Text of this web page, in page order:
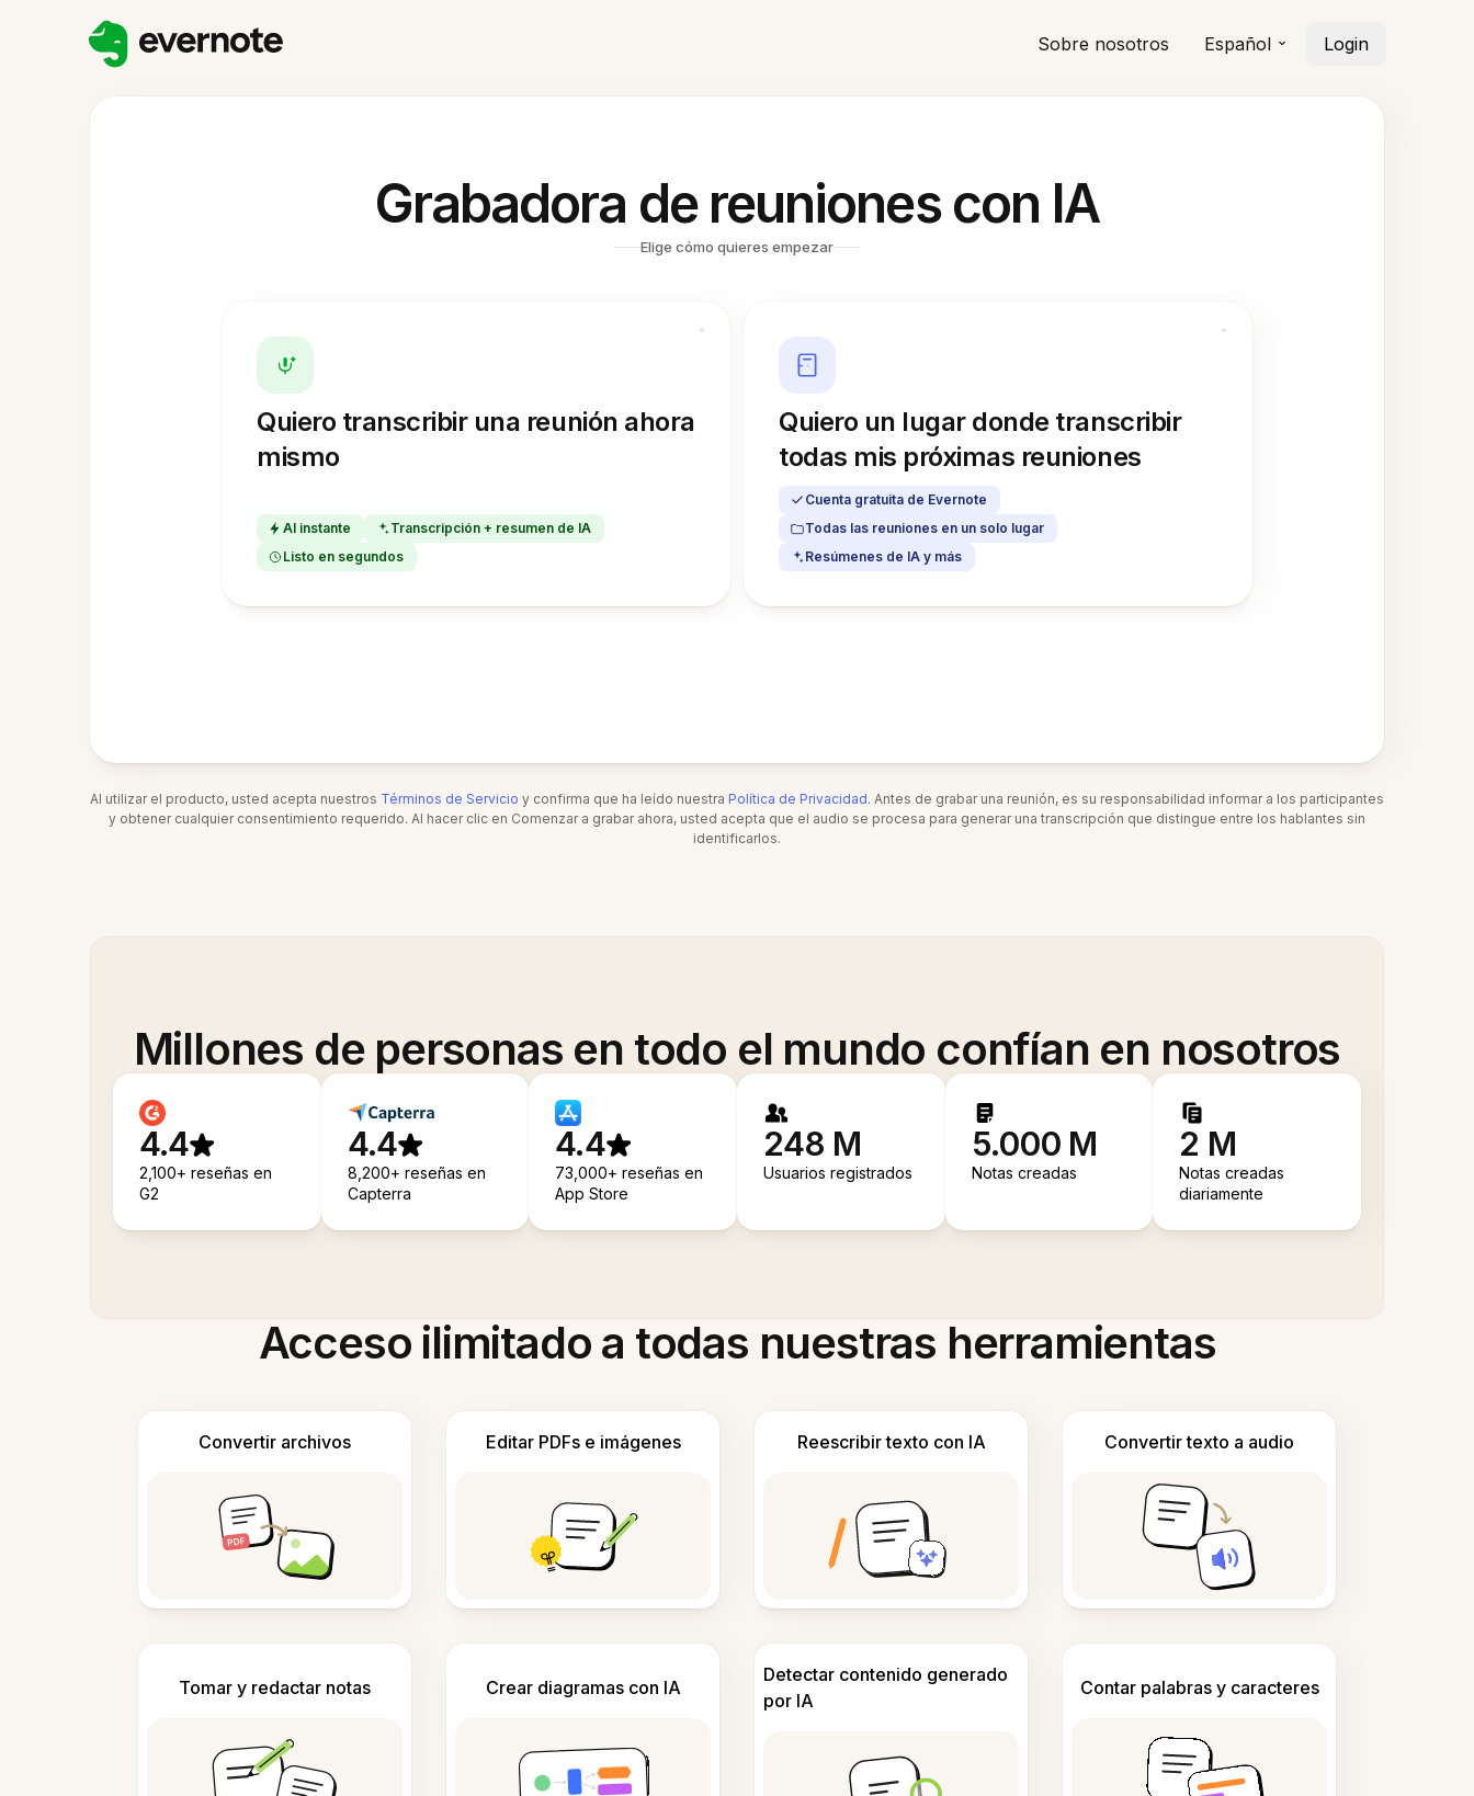
Sobre nosotros Español Login
Grabadora de reuniones con IA
Elige cómo quieres empezar
Quiero transcribir una reunión ahora
mismo
Al instante
Transcripción + resumen de IA
Listo en segundos
Quiero un lugar donde transcribir
todas mis próximas reuniones
Cuenta gratuita de Evernote
Todas las reuniones en un solo lugar
Resúmenes de IA y más
Al utilizar el producto, usted acepta nuestros Términos de Servicio y confirma que ha leído nuestra Política de Privacidad. Antes de grabar una reunión, es su responsabilidad informar a los participantes
y obtener cualquier consentimiento requerido. Al hacer clic en Comenzar a grabar ahora, usted acepta que el audio se procesa para generar una transcripción que distingue entre los hablantes sin
identificarlos.
Millones de personas en todo el mundo confían en nosotros
4.4
2,100+ reseñas en
G2
4.4
8,200+ reseñas en
Capterra
4.4
73,000+ reseñas en
App Store
248 M
Usuarios registrados
5.000 M
Notas creadas
2 M
Notas creadas
diariamente
Acceso ilimitado a todas nuestras herramientas
Convertir archivos Editar PDFs e imágenes Reescribir texto con IA Convertir texto a audio
Tomar y redactar notas Crear diagramas con IA
Detectar contenido generado
por IA
Contar palabras y caracteres